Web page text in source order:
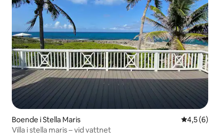
Boende i Stella Maris 4,5 av 5 i
4,5 (6)
Villa i stella maris – vid vattnet